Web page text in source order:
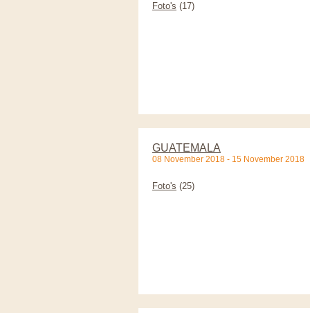
Foto's (17)
GUATEMALA
08 November 2018 - 15 November 2018
Foto's (25)